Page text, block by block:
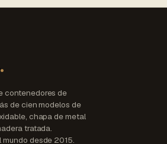
.
contenedores de
de cien modelos de
chapa de metal
tratada.
desde 2015.